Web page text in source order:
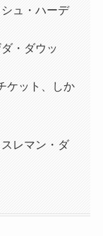
ュ・ハーデ
・ダウッ
ケット、しか
レマン・ダ